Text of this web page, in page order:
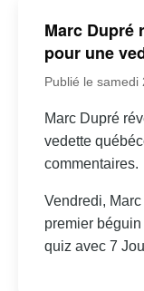
Marc Dupré
pour une
Publié le samedi
Marc Dupré
vedette
commentaires.
Vendredi,
premier
quiz avec 7